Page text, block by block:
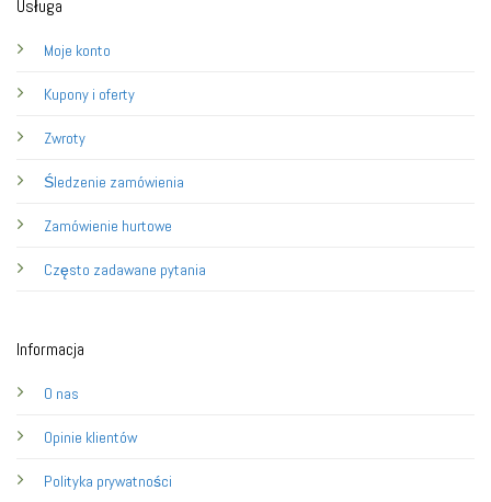
Usługa
Moje konto
Kupony i oferty
Zwroty
Śledzenie zamówienia
Zamówienie hurtowe
Często zadawane pytania
Informacja
O nas
Opinie klientów
Polityka prywatności